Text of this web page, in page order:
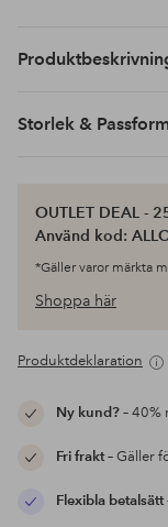
Storlek & Passform
OUTLET DEAL -
Använd kod:
*Gäller varor märkta
Shoppa här
Produktdeklaration
Ny kund?– 40%
Fri frakt– Gäller
Flexibla betalsätt